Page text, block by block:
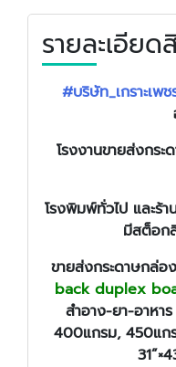
รายละเอียด
#บริษัท_เกราะเพ
โรงงานขายส่งกร
โรงพิมพ์ทั่วไป และร้
มีสต็อก
ขายส่งกระดาษกล่อ
back duplex
สำอาง-ยา-อาหา
400แกรม, 450แก